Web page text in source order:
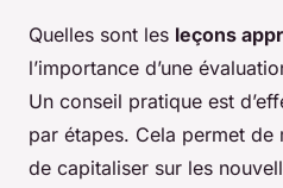
Quelles sont les leçons
l’importance d’une
Un conseil pratique est
par étapes. Cela permet
de capitaliser sur les